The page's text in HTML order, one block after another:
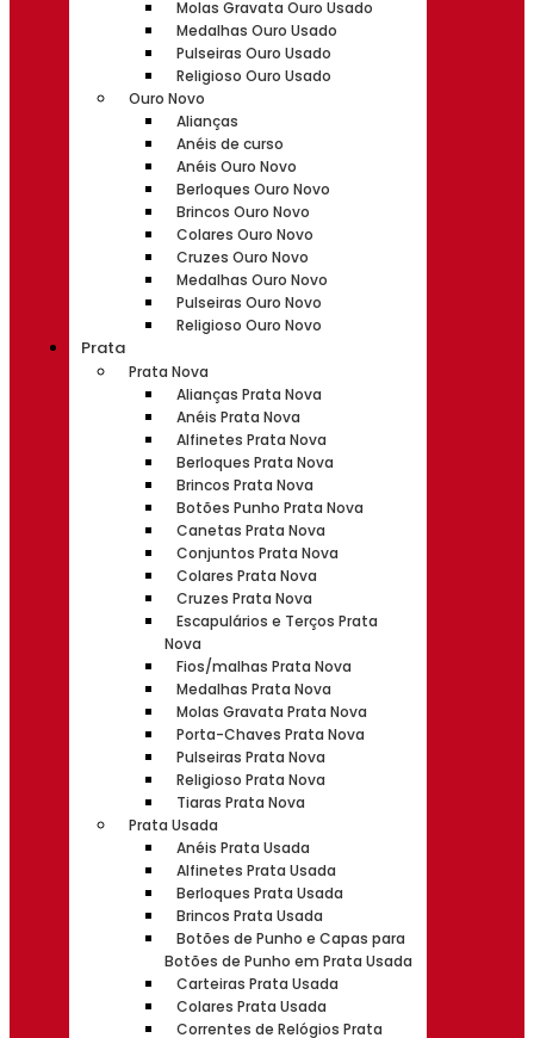
Molas Gravata Ouro Usado
Medalhas Ouro Usado
Pulseiras Ouro Usado
Religioso Ouro Usado
Ouro Novo
Alianças
Anéis de curso
Anéis Ouro Novo
Berloques Ouro Novo
Brincos Ouro Novo
Colares Ouro Novo
Cruzes Ouro Novo
Medalhas Ouro Novo
Pulseiras Ouro Novo
Religioso Ouro Novo
Prata
Prata Nova
Alianças Prata Nova
Anéis Prata Nova
Alfinetes Prata Nova
Berloques Prata Nova
Brincos Prata Nova
Botões Punho Prata Nova
Canetas Prata Nova
Conjuntos Prata Nova
Colares Prata Nova
Cruzes Prata Nova
Escapulários e Terços Prata
Nova
Fios/malhas Prata Nova
Medalhas Prata Nova
Molas Gravata Prata Nova
Porta-Chaves Prata Nova
Pulseiras Prata Nova
Religioso Prata Nova
Tiaras Prata Nova
Prata Usada
Anéis Prata Usada
Alfinetes Prata Usada
Berloques Prata Usada
Brincos Prata Usada
Botões de Punho e Capas para
Botões de Punho em Prata Usada
Carteiras Prata Usada
Colares Prata Usada
Correntes de Relógios Prata